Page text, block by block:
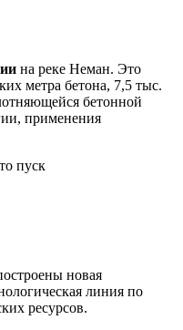
на реке Неман. Это
метра бетона, 7,5 тыс.
бетонной
применения
пуск
новая
линия по
ресурсов.